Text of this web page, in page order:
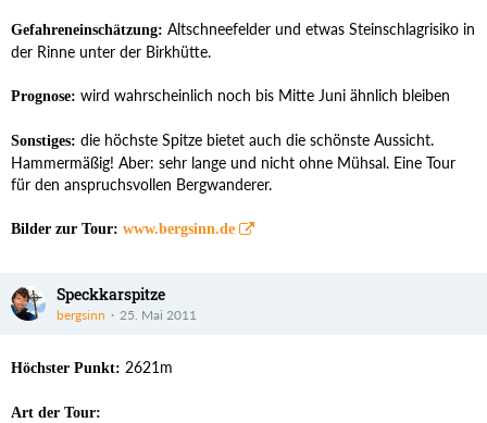
Gefahreneinschätzung: Altschneefelder und etwas Steinschlagrisiko in
der Rinne unter der Birkhütte.
Prognose: wird wahrscheinlich noch bis Mitte Juni ähnlich bleiben
Sonstiges: die höchste Spitze bietet auch die schönste Aussicht.
Hammermäßig! Aber: sehr lange und nicht ohne Mühsal. Eine Tour
für den anspruchsvollen Bergwanderer.
Bilder zur Tour: www.bergsinn.de
Speckkarspitze
bergsinn 25. Mai 2011
Höchster Punkt: 2621m
Art der Tour: